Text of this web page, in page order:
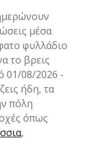
μέσα
φυλλάδιο
το βρεις
01/08/2026 -
ήδη, τα
πόλη
όπως
,